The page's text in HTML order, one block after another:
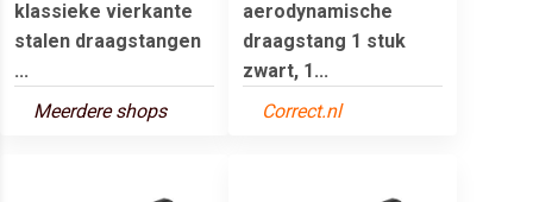
klassieke vierkante
stalen draagstangen
...
Meerdere shops
aerodynamische
draagstang 1 stuk
zwart, 1...
Correct.nl